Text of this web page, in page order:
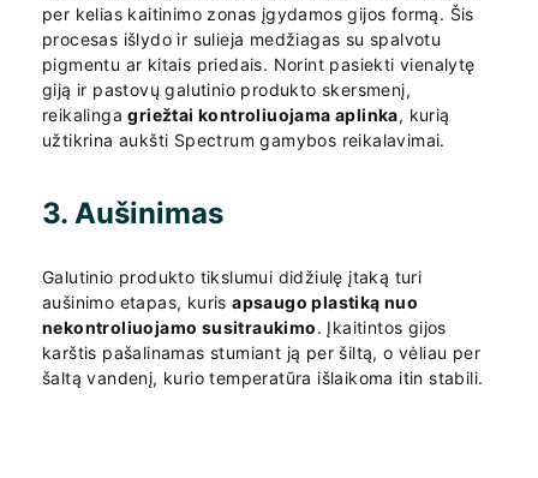
per kelias kaitinimo zonas įgydamos gijos formą. Šis
procesas išlydo ir sulieja medžiagas su spalvotu
pigmentu ar kitais priedais. Norint pasiekti vienalytę
giją ir pastovų galutinio produkto skersmenį,
reikalingagriežtai kontroliuojama aplinka, kurią
užtikrina aukšti Spectrum gamybos reikalavimai.
3. Aušinimas
Galutinio produkto tikslumui didžiulę įtaką turi
aušinimo etapas, kurisapsaugo plastiką nuo
nekontroliuojamo susitraukimo. Įkaitintos gijos
karštis pašalinamas stumiant ją per šiltą, o vėliau per
šaltą vandenį, kurio temperatūra išlaikoma itin stabili.